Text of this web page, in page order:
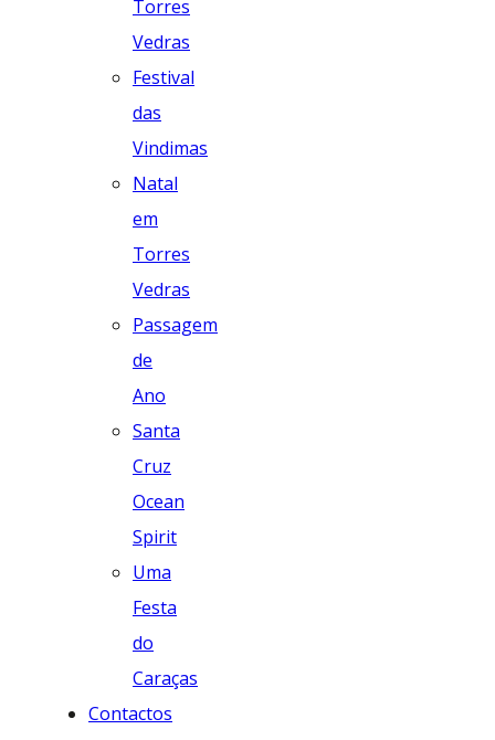
Torres
Vedras
Festival
das
Vindimas
Natal
em
Torres
Vedras
Passagem
de
Ano
Santa
Cruz
Ocean
Spirit
Uma
Festa
do
Caraças
Contactos